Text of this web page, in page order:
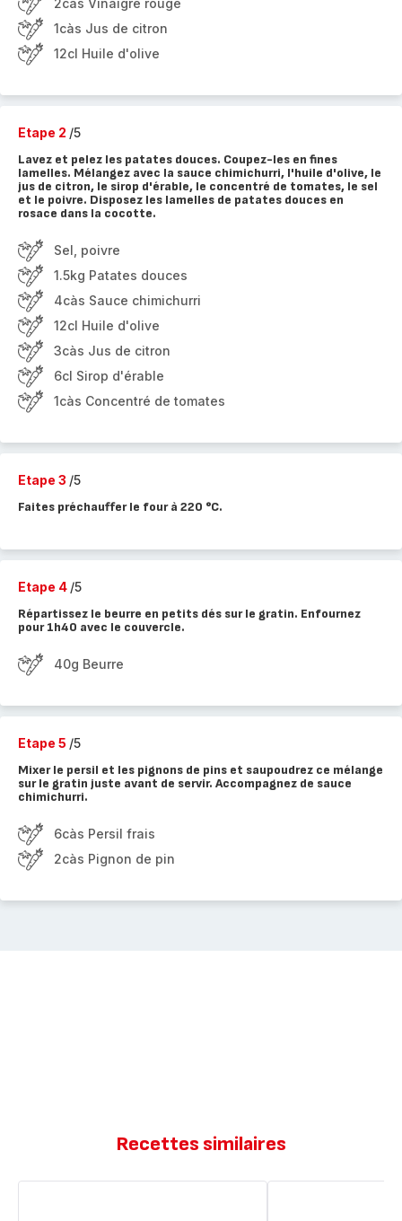
2càs Vinaigre rouge
1càs Jus de citron
12cl Huile d'olive
Etape 2 /5
Lavez et pelez les patates douces. Coupez-les en fines
lamelles. Mélangez avec la sauce chimichurri, l'huile d'olive, le
jus de citron, le sirop d'érable, le concentré de tomates, le sel
et le poivre. Disposez les lamelles de patates douces en
rosace dans la cocotte.
Sel, poivre
1.5kg Patates douces
4càs Sauce chimichurri
12cl Huile d'olive
3càs Jus de citron
6cl Sirop d'érable
1càs Concentré de tomates
Etape 3 /5
Faites préchauffer le four à 220 °C.
Etape 4 /5
Répartissez le beurre en petits dés sur le gratin. Enfournez
pour 1h40 avec le couvercle.
40g Beurre
Etape 5 /5
Mixer le persil et les pignons de pins et saupoudrez ce mélange
sur le gratin juste avant de servir. Accompagnez de sauce
chimichurri.
6càs Persil frais
2càs Pignon de pin
Recettes similaires